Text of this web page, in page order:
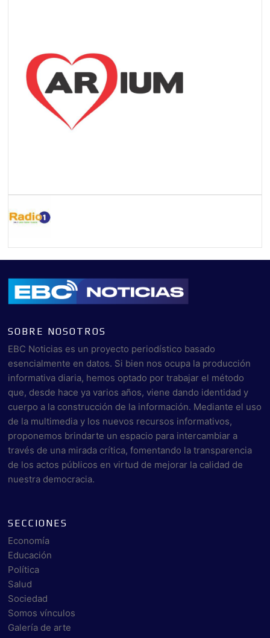
SOBRE NOSOTROS
EBC Noticias es un proyecto periodístico basado
esencialmente en datos. Si bien nos ocupa la producción
informativa diaria, hemos optado por trabajar el método
que, desde hace ya varios años, viene dando identidad y
cuerpo a la construcción de la información. Mediante el uso
de la multimedia y los nuevos recursos informativos,
proponemos brindarte un espacio para intercambiar a
través de una mirada crítica, fomentando la transparencia
de los actos públicos en virtud de mejorar la calidad de
nuestra democracia.
SECCIONES
Economía
Educación
Política
Salud
Sociedad
Somos vínculos
Galería de arte